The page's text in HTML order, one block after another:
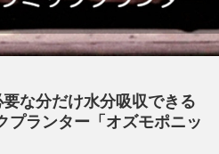
な分だけ水分吸収できる
プランター「オズモポニッ